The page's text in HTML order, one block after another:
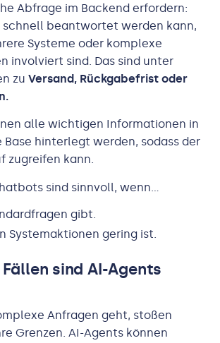
Abfrage im Backend erfordern:
schnell beantwortet werden kann,
Systeme oder komplexe
involviert sind. Das sind unter
zu Versand, Rückgabefrist oder
alle wichtigen Informationen in
Base hinterlegt werden, sodass der
zugreifen kann.
sind sinnvoll, wenn…
gibt.
Systemaktionen gering ist.
sind AI-Agents
Anfragen geht, stoßen
Grenzen. AI-Agents können